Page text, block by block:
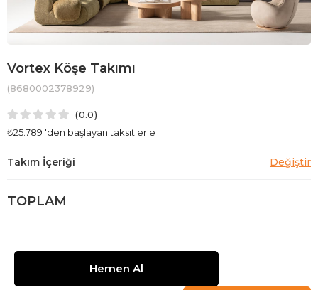
Vortex Köşe Takımı
(8680002378929)
0.0
₺25.789 'den başlayan taksitlerle
TOPLAM